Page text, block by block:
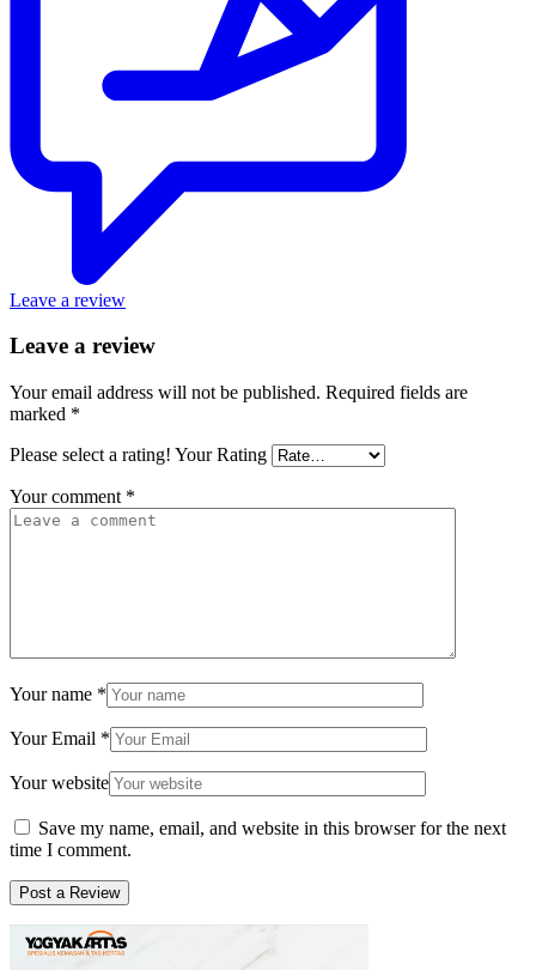
Leave a review
Leave a review
Your email address will not be published. Required fields are
marked *
Please select a rating! Your Rating
Your comment *
Your name *
Your Email *
Your website
Save my name, email, and website in this browser for the next
time I comment.